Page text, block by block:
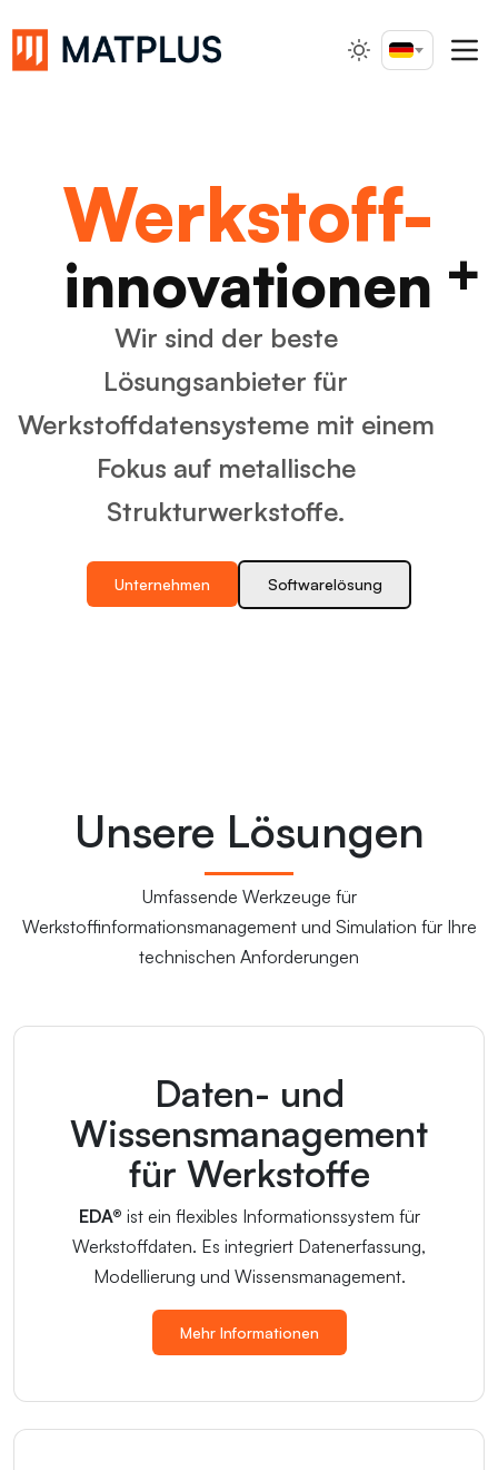
Deutsch
Werkstoff
innovationen +
Wir sind der beste
Lösungsanbieter für
Werkstoffdatensystememit einem
Fokus auf metallische
Strukturwerkstoffe.
Unternehmen Softwarelösung
Unsere Lösungen
Umfassende Werkzeuge für
Werkstoffinformationsmanagement und Simulation für Ihre
technischen Anforderungen
Daten- und
Wissensmanagement
für Werkstoffe
EDA® ist ein flexibles Informationssystem für
Werkstoffdaten. Es integriert Datenerfassung,
Modellierung und Wissensmanagement.
Mehr Informationen